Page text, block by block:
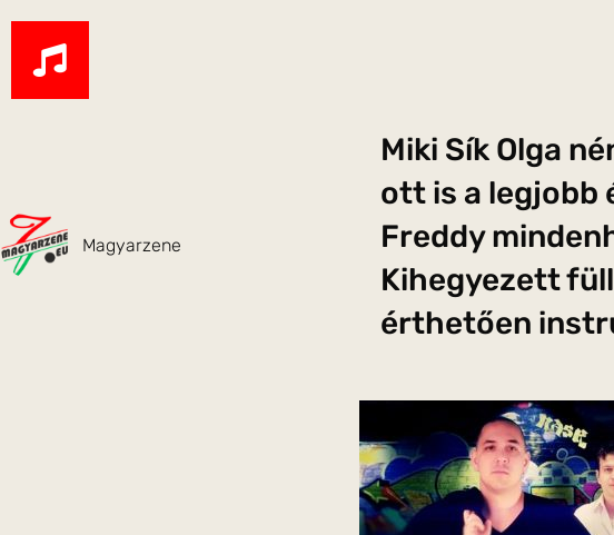
Magyarzene
Miki Sík Olga
ott is a legjobb
Freddy
Kihegyezett
érthetően